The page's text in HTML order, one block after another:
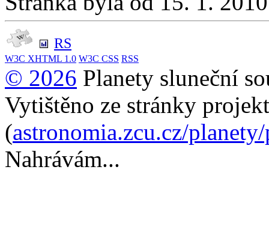
RS
W3C XHTML 1.0 W3C CSS RSS
© 2026 Planety sluneční
Vytištěno ze stránky
(astronomia.zcu.cz/
Nahrávám...